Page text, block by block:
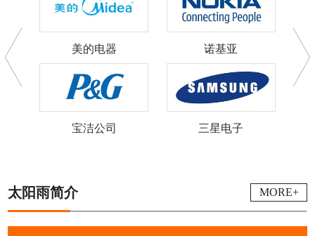
美的电器 诺基亚
宝洁公司 三星电子
可
MORE+
太阳雨简介